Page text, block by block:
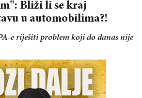
Bliži li se kraj
u automobilima?!
e riješiti problem koji do danas nije